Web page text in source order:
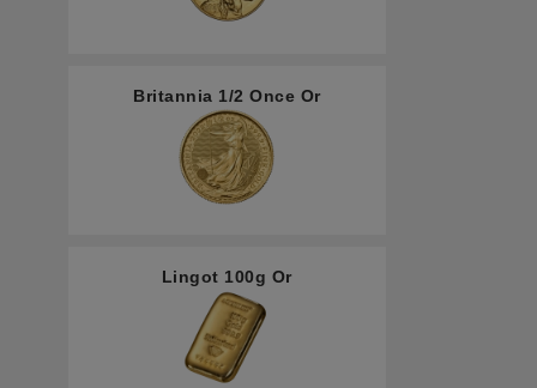
Britannia 1/2 Once Or
Lingot 100g Or